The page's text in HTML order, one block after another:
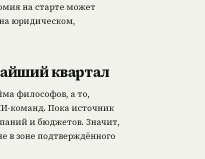
на старте может
юридическом,
квартал
философов, а то,
команд. Пока источник
и бюджетов. Значит,
в зоне подтверждённого